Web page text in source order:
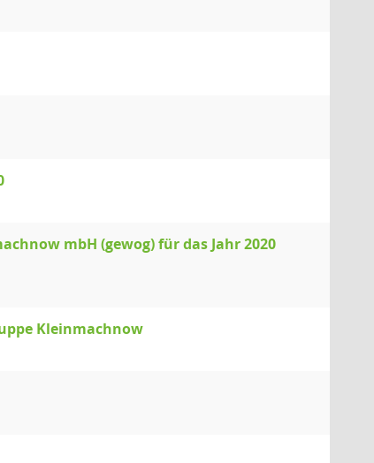
mbH (gewog) für das Jahr 2020
Kleinmachnow